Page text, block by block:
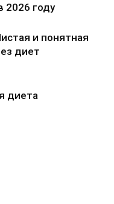
2026 году
и понятная
диет
диета